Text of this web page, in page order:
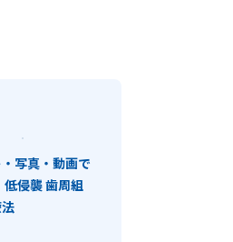
写真・動画で
侵襲 歯周組